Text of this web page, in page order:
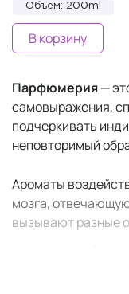
Объем: 200ml
В корзину
Парфюмерия—
самовыражения,
подчеркивать
неповторимый
Ароматы
мозга,
вызывают разные
цветочные